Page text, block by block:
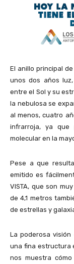
El anillo principal
unos dos años
entre el Sol y su
la nebulosa se
al menos, cuatro
infrarroja, ya que
molecular en la
Pese a que
emitido es
VISTA, que son
de 4,1 metros
de estrellas y
La poderosa visión
una fina estructura
nos muestra